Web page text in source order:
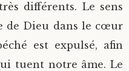
différents. Le sens
de Dieu dans le cœur
est expulsé, afin
tuent notre âme. Le